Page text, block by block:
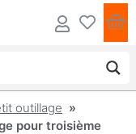
outillage »
pour troisième